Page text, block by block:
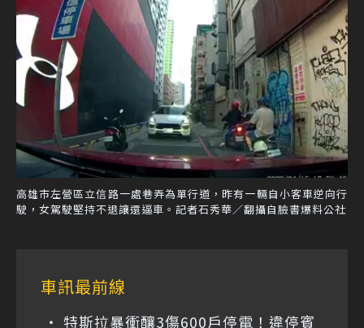
高雄市左營區立信路一處巷弄為單行道，昨有一輛自小客車逆向行
駛，女駕駛堅持不退讓還逼車。記者石秀華／翻攝自臉書爆料公社
車訊最前線
特斯拉暴衝釀3傷600戶停電！違停賓